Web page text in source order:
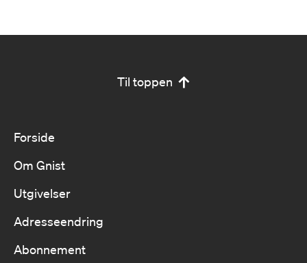
Til toppen
Forside
Om Gnist
Utgivelser
Adresseendring
Abonnement